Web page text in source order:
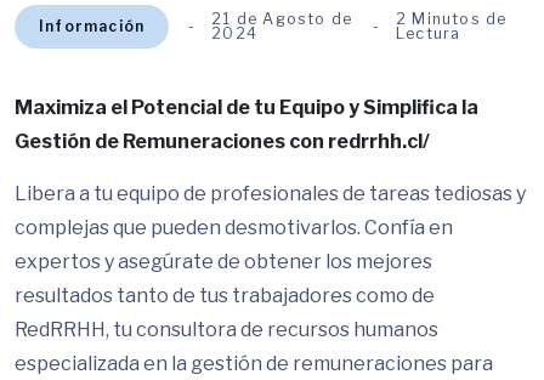
Información
21 de Agosto de
2024
2 Minutos de
Lectura
Maximiza el Potencial de tu Equipo y Simplifica la
Gestión de Remuneraciones con redrrhh.cl/
Libera a tu equipo de profesionales de tareas tediosas y
complejas que pueden desmotivarlos. Confía en
expertos y asegúrate de obtener los mejores
resultados tanto de tus trabajadores como de
RedRRHH, tu consultora de recursos humanos
especializada en la gestión de remuneraciones para